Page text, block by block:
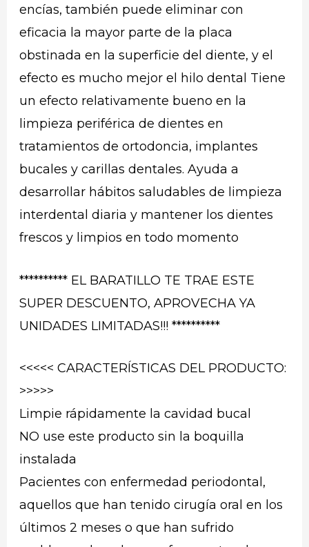
encías, también puede eliminar con
eficacia la mayor parte de la placa
obstinada en la superficie del diente, y el
efecto es mucho mejor el hilo dental Tiene
un efecto relativamente bueno en la
limpieza periférica de dientes en
tratamientos de ortodoncia, implantes
bucales y carillas dentales. Ayuda a
desarrollar hábitos saludables de limpieza
interdental diaria y mantener los dientes
frescos y limpios en todo momento
********** EL BARATILLO TE TRAE ESTE
SUPER DESCUENTO, APROVECHA YA
UNIDADES LIMITADAS!!! **********
<<<<< CARACTERÍSTICAS DEL PRODUCTO:
>>>>>
Limpie rápidamente la cavidad bucal
NO use este producto sin la boquilla
instalada
Pacientes con enfermedad periodontal,
aquellos que han tenido cirugía oral en los
últimos 2 meses o que han sufrido